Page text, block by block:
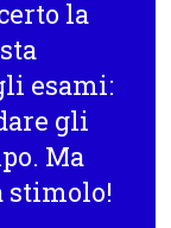
la
esami:
gli
Ma
stimolo!